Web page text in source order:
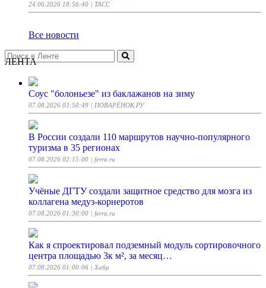
24.06.2026 18:56:40 | ТАСС
Все новости
ЛЕНТА
Соус "болоньезе" из баклажанов на зиму
07.08.2026 03:50:49 | ПОВАРЁНОК.РУ
В России создали 110 маршрутов научно-популярного
туризма в 35 регионах
07.08.2026 02:15:00 | ferra.ru
Учёные ДГТУ создали защитное средство для мозга из
коллагена медуз-корнеротов
07.08.2026 01:30:00 | ferra.ru
Как я спроектировал подземный модуль сортировочного
центра площадью 3к м², за месяц…
07.08.2026 01:00:06 | Хабр